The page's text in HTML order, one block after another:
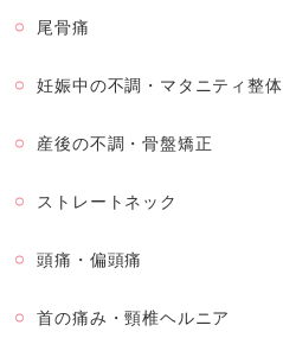
尾骨痛
妊娠中の不調・マタニティ整体
産後の不調・骨盤矯正
ストレートネック
頭痛・偏頭痛
首の痛み・頸椎ヘルニア